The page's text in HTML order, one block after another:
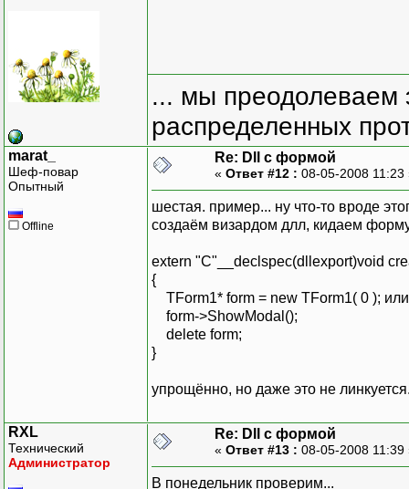
... мы преодолеваем
распределенных
marat_
Шеф-повар
Опытный
Offline
Re: Dll с формой
« Ответ #12 : 08-05-2008
шестая. пример... ну что-то вроде
создаём визардом длл, кидаем
extern "C"__declspec(dllexport)void
{
TForm1* form = new TForm1( 0 );
form->ShowModal();
delete form;
}
упрощённо, но даже это не
RXL
Технический
Администратор
Re: Dll с формой
« Ответ #13 : 08-05-2008
В понедельник проверим...